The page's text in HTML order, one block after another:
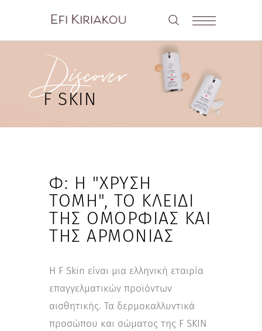
Discover
F SKIN
Φ: Η "ΧΡΥΣΉ
ΤΟΜΉ", ΤΟ ΚΛΕΙΔΊ
ΤΗΣ ΟΜΟΡΦΙΆΣ ΚΑΙ
ΤΗΣ ΑΡΜΟΝΊΑΣ
Η F Skin είναι μια ελληνική εταιρία
επαγγελματικών προϊόντων
αισθητικής​. Τα δερμοκαλλυντικά
προσώπου και σώματος της F SKIN